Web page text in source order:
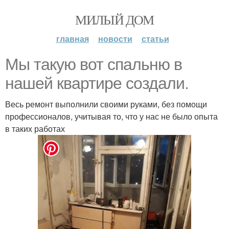
МИЛЫЙ ДОМ
главная новости статьи
Мы такую вот спальню в
нашей квартире создали.
Весь ремонт выполнили своими руками, без помощи
профессионалов, учитывая то, что у нас не было опыта
в таких работах